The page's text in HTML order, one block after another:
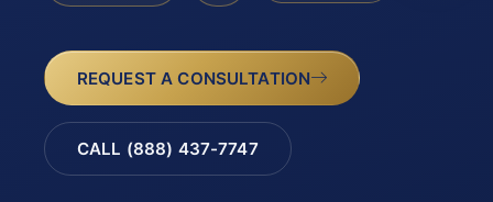
REQUEST A CONSULTATION
CALL (888) 437-7747